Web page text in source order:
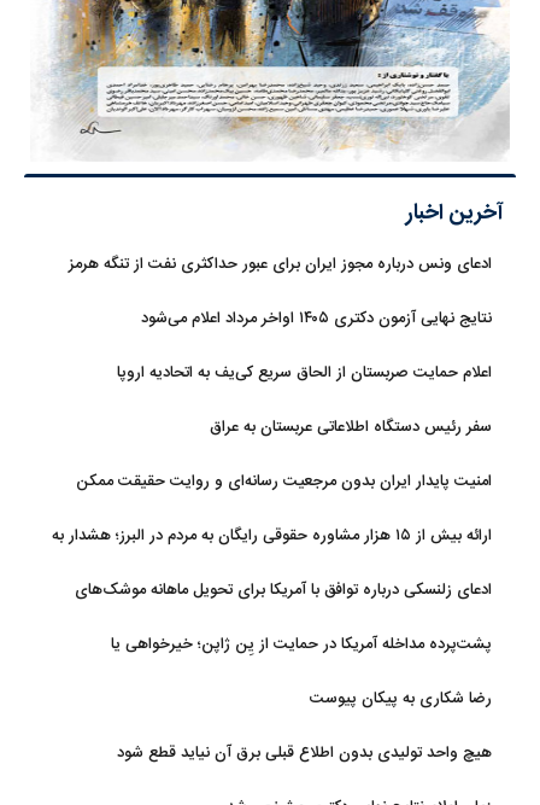
آخرین اخبار
ادعای ونس درباره مجوز ایران برای عبور حداکثری نفت از تنگه هرمز
نتایج نهایی آزمون دکتری ۱۴۰۵ اواخر مرداد اعلام می‌شود
اعلام حمایت صربستان از الحاق سریع کی‌یف به اتحادیه اروپا
سفر رئیس دستگاه اطلاعاتی عربستان به عراق
امنیت پایدار ایران بدون مرجعیت رسانه‌ای و روایت حقیقت ممکن
ارائه بیش از ۱۵ هزار مشاوره حقوقی رایگان به مردم در البرز؛ هشدار به
ادعای زلنسکی درباره توافق با آمریکا برای تحویل ماهانه موشک‌های
پشت‌پرده مداخله آمریکا در حمایت از یِن ژاپن؛ خیرخواهی یا
رضا شکاری به پیکان پیوست
هیچ واحد تولیدی بدون اطلاع قبلی برق آن نیاید قطع شود